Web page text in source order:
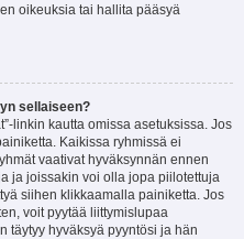
oikeuksia tai hallita pääsyä
sellaiseen?
linkin kautta omissa asetuksissa. Jos
Kaikissa ryhmissä ei
vaativat hyväksynnän ennen
ja joissakin voi olla jopa piilotettuja
siihen klikkaamalla painiketta. Jos
voit pyytää liittymislupaa
täytyy hyväksyä pyyntösi ja hän